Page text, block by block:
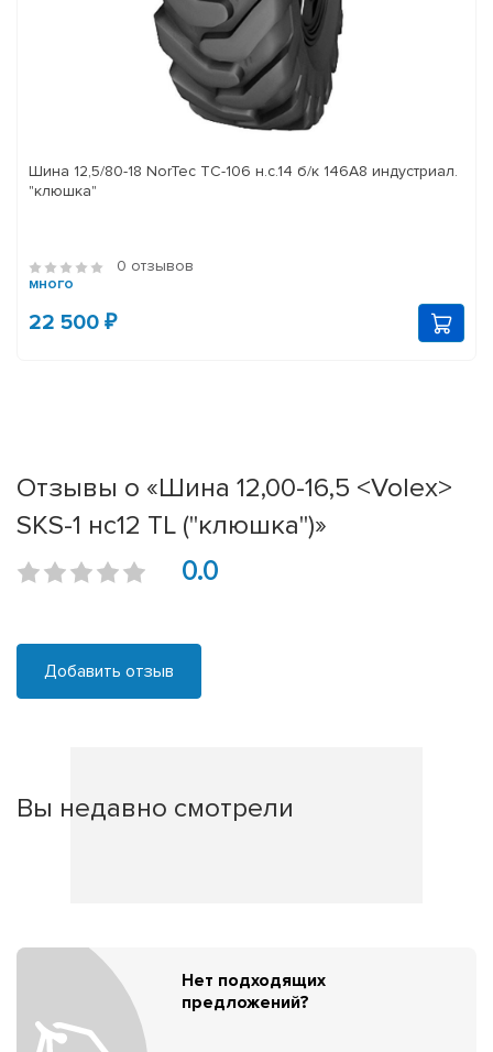
Шина 12,5/80-18 NorTec TC-106 н.с.14 б/к 146A8 индустриал.
"клюшка"
0 отзывов
много
22 500 ₽
Отзывы о «Шина 12,00-16,5 <Volex>
SKS-1 нс12 TL ("клюшка")»
0.0
Добавить отзыв
Вы недавно смотрели
Нет подходящих
предложений?